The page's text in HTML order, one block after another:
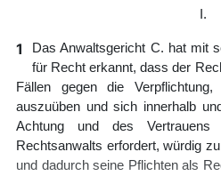
I.
1
Das Anwaltsgericht C. hat mit
für Recht erkannt, dass der
Fällen gegen die
auszuüben und sich innerhalb
Achtung und des
Rechtsanwalts erfordert, würdig
und dadurch seine Pflichten als